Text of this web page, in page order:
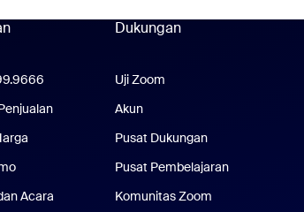
Klik untuk menelepon
Minta Demo
Acara
Dukungan
Dukungan
Uji Zoom
Akun
Pusat Dukungan
Pusat Pembelajaran
Komunitas Zoom